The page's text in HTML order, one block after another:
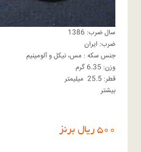
سال ضرب: 1386
ضرب: ایران
جنس سکه : مس، نیکل و آلومینیم
وزن: 6.35 گرم
قطر: 25.5 میلیمتر
بیشتر
٥٠٠ ريال برنز